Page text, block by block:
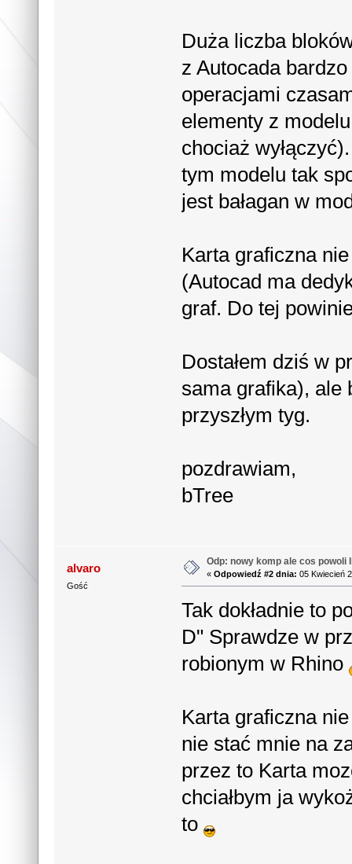
Duża liczba
z Autocada
operacjami
elementy z
chociaż
tym modelu tak
jest bałagan w
Karta graficzna
(Autocad ma
graf. Do tej
Dostałem dziś w
sama grafika), ale
przyszłym tyg.
pozdrawiam,
bTree
alvaro
Gość
Odp: nowy komp ale cos powoli
«Odpowiedź #2 dnia: 05 Kwiecień
Tak dokładnie to
D" Sprawdze w
robionym w Rhino
Karta graficzna
nie stać mnie na
przez to Karta
chciałbym ja
to